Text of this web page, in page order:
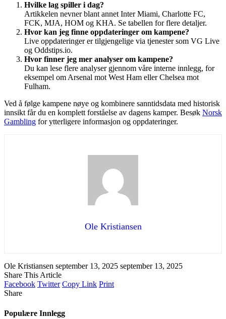
Hvilke lag spiller i dag?
Artikkelen nevner blant annet Inter Miami, Charlotte FC,
FCK, MJA, HOM og KHA. Se tabellen for flere detaljer.
Hvor kan jeg finne oppdateringer om kampene?
Live oppdateringer er tilgjengelige via tjenester som VG Live
og Oddstips.io.
Hvor finner jeg mer analyser om kampene?
Du kan lese flere analyser gjennom våre interne innlegg, for
eksempel om Arsenal mot West Ham eller Chelsea mot
Fulham.
Ved å følge kampene nøye og kombinere sanntidsdata med historisk
innsikt får du en komplett forståelse av dagens kamper. Besøk Norsk
Gambling for ytterligere informasjon og oppdateringer.
Ole Kristiansen
Ole Kristiansen september 13, 2025 september 13, 2025
Share This Article
Facebook Twitter Copy Link Print
Share
Populære Innlegg